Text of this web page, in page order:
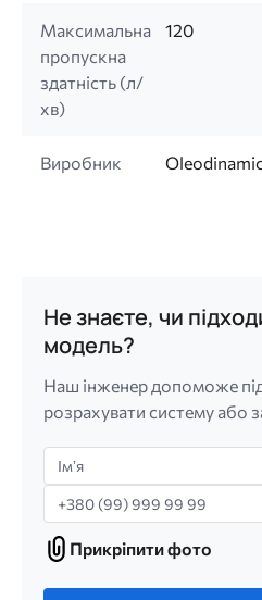
Максимальна
пропускна
здатність (л/
хв)
120
Виробник
Не знаєте, чи
модель?
Наш інженер допоможе
розрахувати систему або
Імʼя
Телефон
Прикріпити
фото
Прикріпити фото
Лише